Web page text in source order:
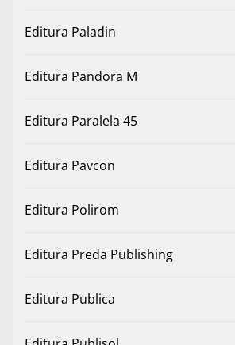
Editura Paladin
Editura Pandora M
Editura Paralela 45
Editura Pavcon
Editura Polirom
Editura Preda Publishing
Editura Publica